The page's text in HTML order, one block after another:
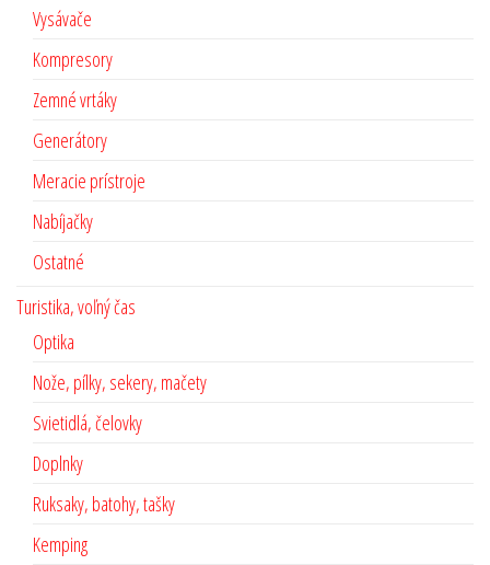
Vysávače
Kompresory
Zemné vrtáky
Generátory
Meracie prístroje
Nabíjačky
Ostatné
Turistika, voľný čas
Optika
Nože, pílky, sekery, mačety
Svietidlá, čelovky
Doplnky
Ruksaky, batohy, tašky
Kemping